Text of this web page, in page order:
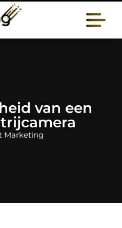
van een
Marketing